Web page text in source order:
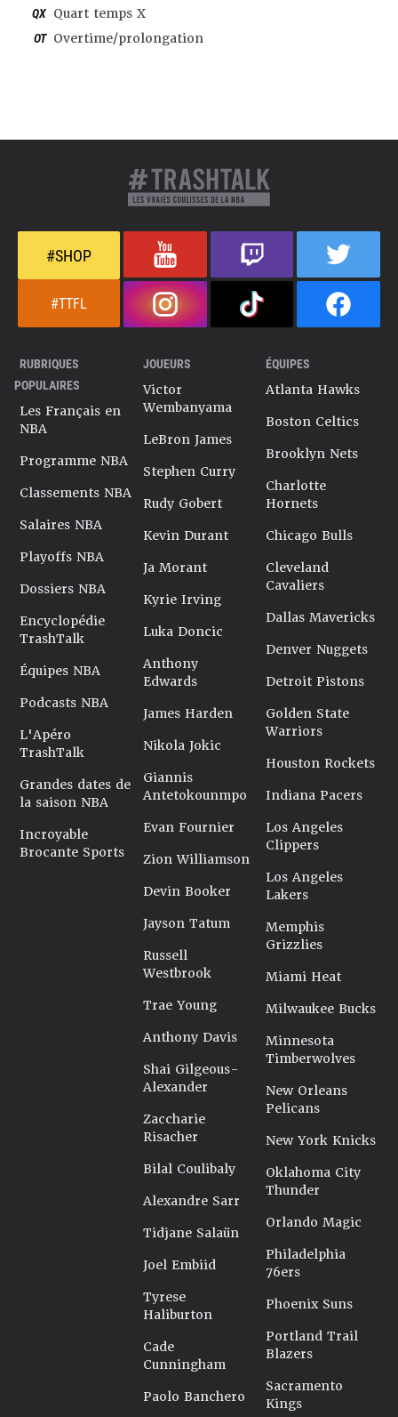
QX Quart temps X
OT Overtime/prolongation
#SHOP
#TTFL
RUBRIQUES
POPULAIRES
Les Français en
NBA
Programme NBA
Classements NBA
Salaires NBA
Playoffs NBA
Dossiers NBA
Encyclopédie
TrashTalk
Équipes NBA
Podcasts NBA
L'Apéro
TrashTalk
Grandes dates de
la saison NBA
Incroyable
Brocante Sports
JOUEURS
Victor
Wembanyama
LeBron James
Stephen Curry
Rudy Gobert
Kevin Durant
Ja Morant
Kyrie Irving
Luka Doncic
Anthony
Edwards
James Harden
Nikola Jokic
Giannis
Antetokounmpo
Evan Fournier
Zion Williamson
Devin Booker
Jayson Tatum
Russell
Westbrook
Trae Young
Anthony Davis
Shai Gilgeous-
Alexander
Zaccharie
Risacher
Bilal Coulibaly
Alexandre Sarr
Tidjane Salaün
Joel Embiid
Tyrese
Haliburton
Cade
Cunningham
Paolo Banchero
ÉQUIPES
Atlanta Hawks
Boston Celtics
Brooklyn Nets
Charlotte
Hornets
Chicago Bulls
Cleveland
Cavaliers
Dallas Mavericks
Denver Nuggets
Detroit Pistons
Golden State
Warriors
Houston Rockets
Indiana Pacers
Los Angeles
Clippers
Los Angeles
Lakers
Memphis
Grizzlies
Miami Heat
Milwaukee Bucks
Minnesota
Timberwolves
New Orleans
Pelicans
New York Knicks
Oklahoma City
Thunder
Orlando Magic
Philadelphia
76ers
Phoenix Suns
Portland Trail
Blazers
Sacramento
Kings